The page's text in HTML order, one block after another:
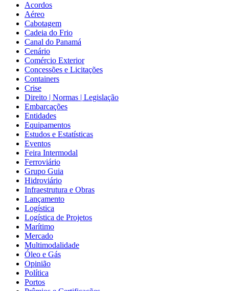
Acordos
Aéreo
Cabotagem
Cadeia do Frio
Canal do Panamá
Cenário
Comércio Exterior
Concessões e Licitações
Containers
Crise
Direito | Normas | Legislação
Embarcações
Entidades
Equipamentos
Estudos e Estatísticas
Eventos
Feira Intermodal
Ferroviário
Grupo Guia
Hidroviário
Infraestrutura e Obras
Lançamento
Logística
Logística de Projetos
Marítimo
Mercado
Multimodalidade
Óleo e Gás
Opinião
Política
Portos